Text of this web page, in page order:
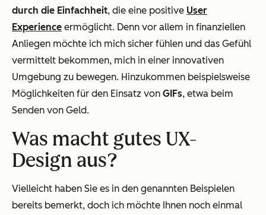
durch die Einfachheit, die eine positive User
Experience ermöglicht. Denn vor allem in finanziellen
Anliegen möchte ich mich sicher fühlen und das Gefühl
vermittelt bekommen, mich in einer innovativen
Umgebung zu bewegen. Hinzukommen beispielsweise
Möglichkeiten für den Einsatz von GIFs, etwa beim
Senden von Geld.
Was macht gutes UX-
Design aus?
Vielleicht haben Sie es in den genannten Beispielen
bereits bemerkt, doch ich möchte Ihnen noch einmal